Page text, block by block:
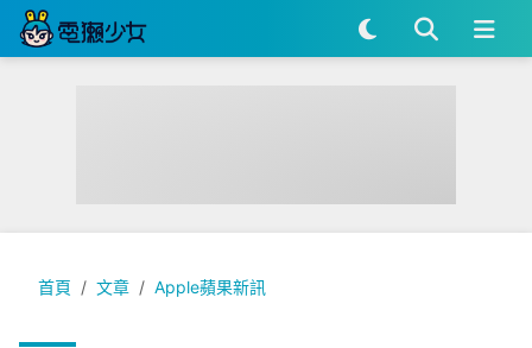
首頁 文章 Apple蘋果新訊
Apple Watch 4、5差在哪？Apple Watch 3降到6400元該買